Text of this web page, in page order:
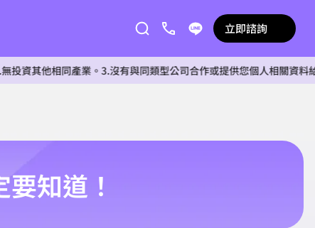
立即諮詢
產業。3.沒有與同類型公司合作或提供您個人相關資料給任何單
知道！